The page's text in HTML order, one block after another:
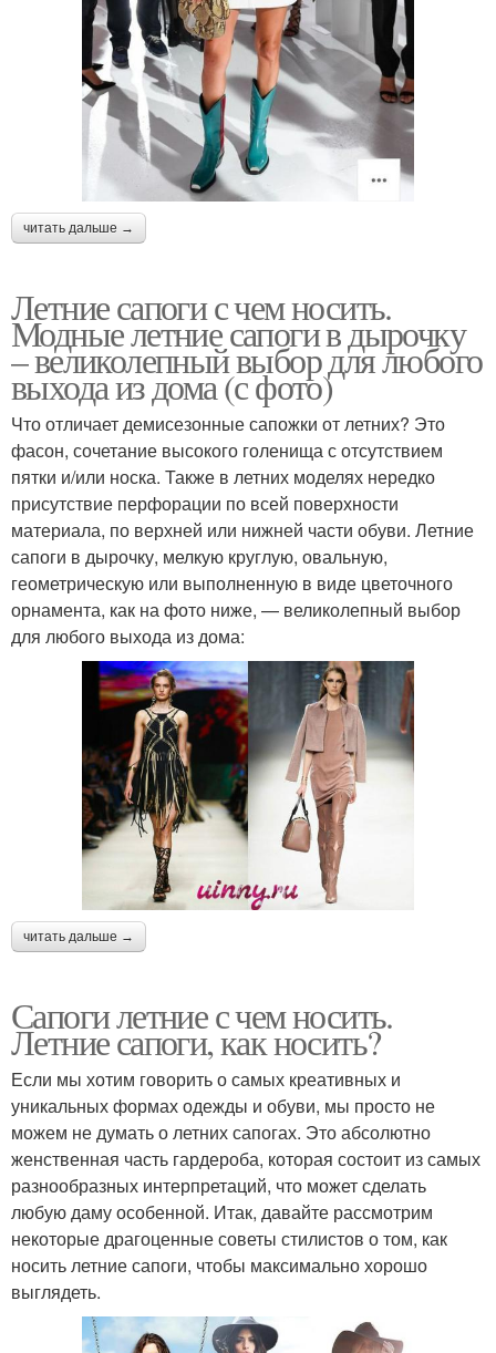
читать дальше →
Летние сапоги с чем носить.
Модные летние сапоги в дырочку
– великолепный выбор для любого
выхода из дома (с фото)
Что отличает демисезонные сапожки от летних? Это
фасон, сочетание высокого голенища с отсутствием
пятки и/или носка. Также в летних моделях нередко
присутствие перфорации по всей поверхности
материала, по верхней или нижней части обуви. Летние
сапоги в дырочку, мелкую круглую, овальную,
геометрическую или выполненную в виде цветочного
орнамента, как на фото ниже, — великолепный выбор
для любого выхода из дома:
читать дальше →
Сапоги летние с чем носить.
Летние сапоги, как носить?
Если мы хотим говорить о самых креативных и
уникальных формах одежды и обуви, мы просто не
можем не думать о летних сапогах. Это абсолютно
женственная часть гардероба, которая состоит из самых
разнообразных интерпретаций, что может сделать
любую даму особенной. Итак, давайте рассмотрим
некоторые драгоценные советы стилистов о том, как
носить летние сапоги, чтобы максимально хорошо
выглядеть.